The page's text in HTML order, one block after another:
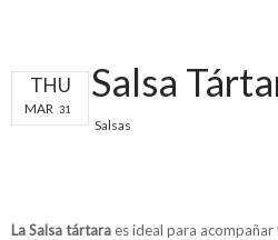
THU
MAR 31
Salsa
Salsas
La Salsa tártara es ideal para acompañar